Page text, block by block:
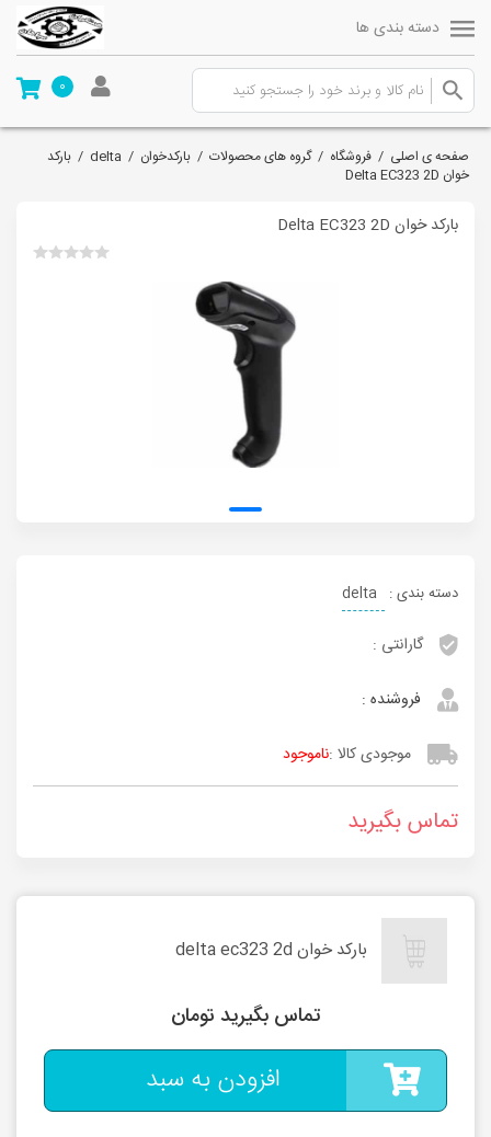
دسته بندی ها
0
صفحه ی اصلی / فروشگاه /گروه های محصولات / بارکدخوان /
delta
/ بارکد
خوان Delta EC323 2D
بارکد خوان Delta EC323 2D
دسته بندی : delta
گارانتی :
فروشنده :
موجودی کالا :ناموجود
تماس بگیرید
بارکد خوان delta ec323 2d
تماس بگیرید تومان
افزودن به سبد